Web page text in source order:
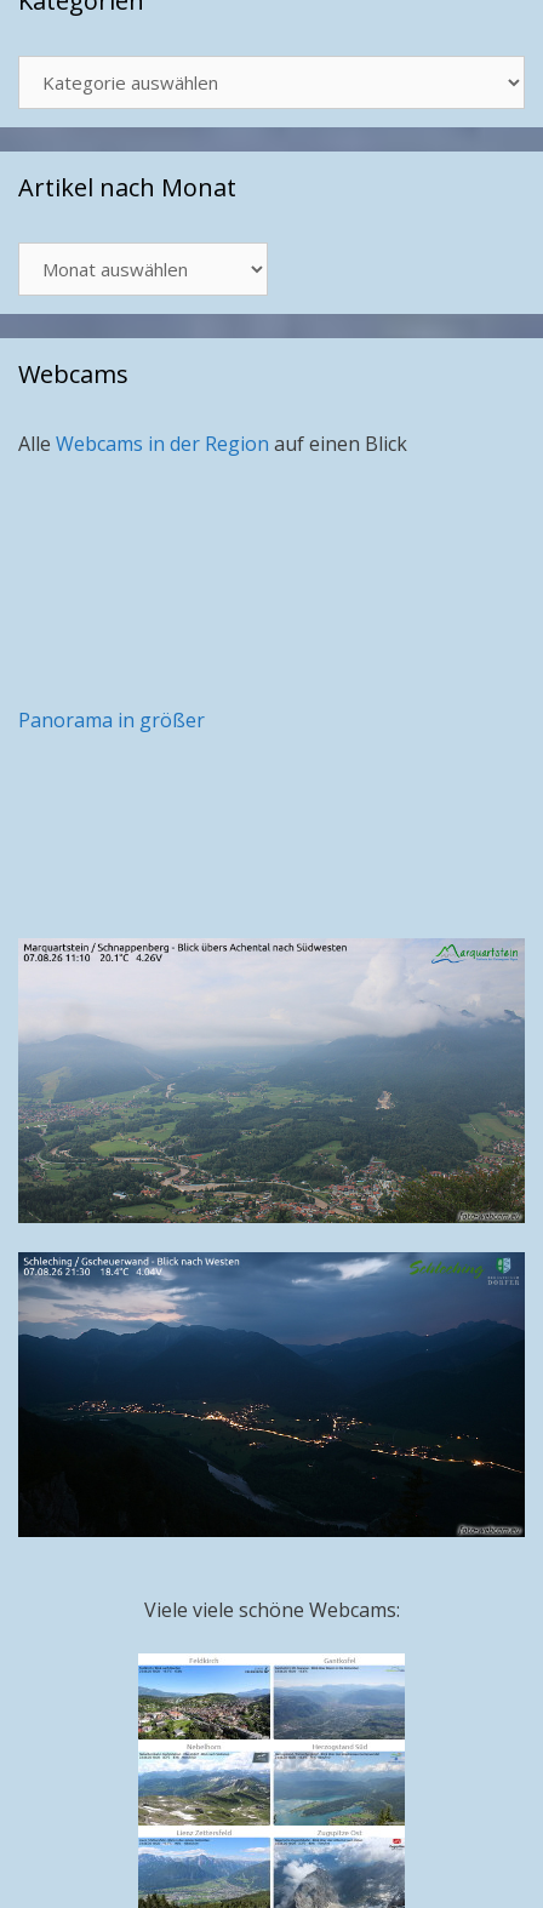
Artikel nach Monat
nach
Monat
Webcams
Alle Webcams in der Region auf einen Blick
Panorama in größer
Viele viele schöne Webcams: